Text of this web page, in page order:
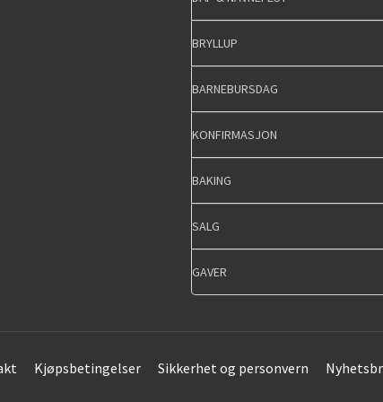
BRYLLUP
BARNEBURSDAG
KONFIRMASJON
BAKING
SALG
GAVER
Kjøpsbetingelser Sikkerhet og personvern